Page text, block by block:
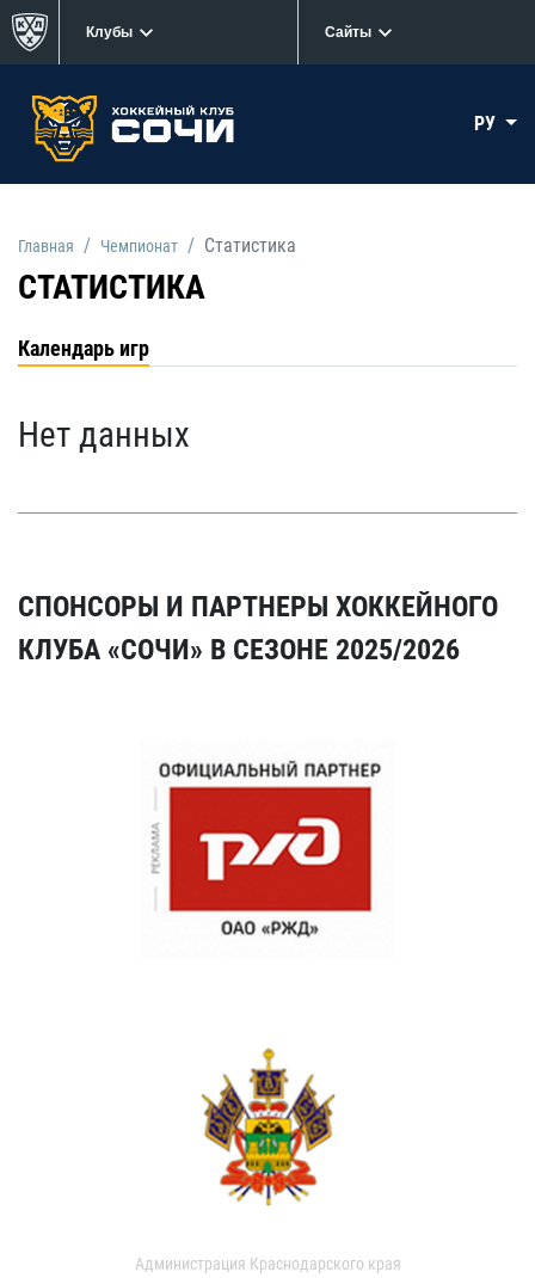
Клубы Сайты
РУ
Главная Чемпионат Статистика
СТАТИСТИКА
Календарь игр
Нет данных
СПОНСОРЫ И ПАРТНЕРЫ ХОККЕЙНОГО
КЛУБА «СОЧИ» В СЕЗОНЕ 2025/2026
Администрация Краснодарского края